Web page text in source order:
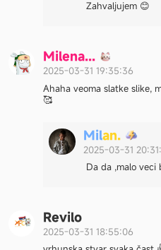
Zahvaljujem 😊
Milena...
2025-03-31 19:35:36
Ahaha veoma slatke slike,
🥰
Milan.
2025-03-31
Da da ,malo veci
Revilo
2025-03-31 18:55:06